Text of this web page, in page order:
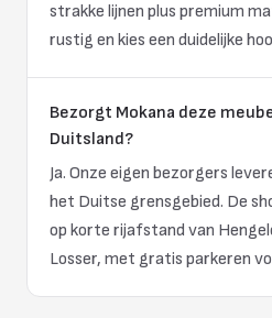
strakke lijnen plus premium
rustig en kies een duidelijke
Bezorgt Mokana deze
Duitsland?
Ja. Onze eigen bezorgers
het Duitse grensgebied. De
op korte rijafstand van
Losser, met gratis parkeren